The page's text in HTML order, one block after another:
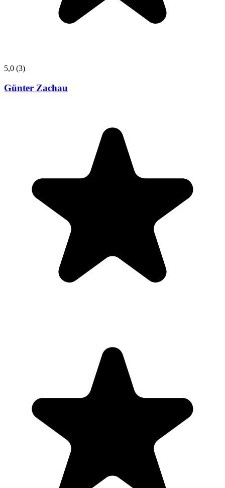
5,0 (3)
Günter Zachau